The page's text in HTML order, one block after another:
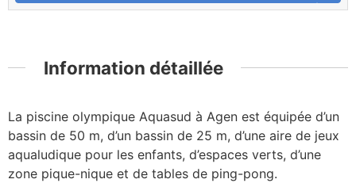
Information détaillée
La piscine olympique Aquasud à Agen est équipée d’un
bassin de 50 m, d’un bassin de 25 m, d’une aire de jeux
aqualudique pour les enfants, d’espaces verts, d’une
zone pique-nique et de tables de ping-pong.